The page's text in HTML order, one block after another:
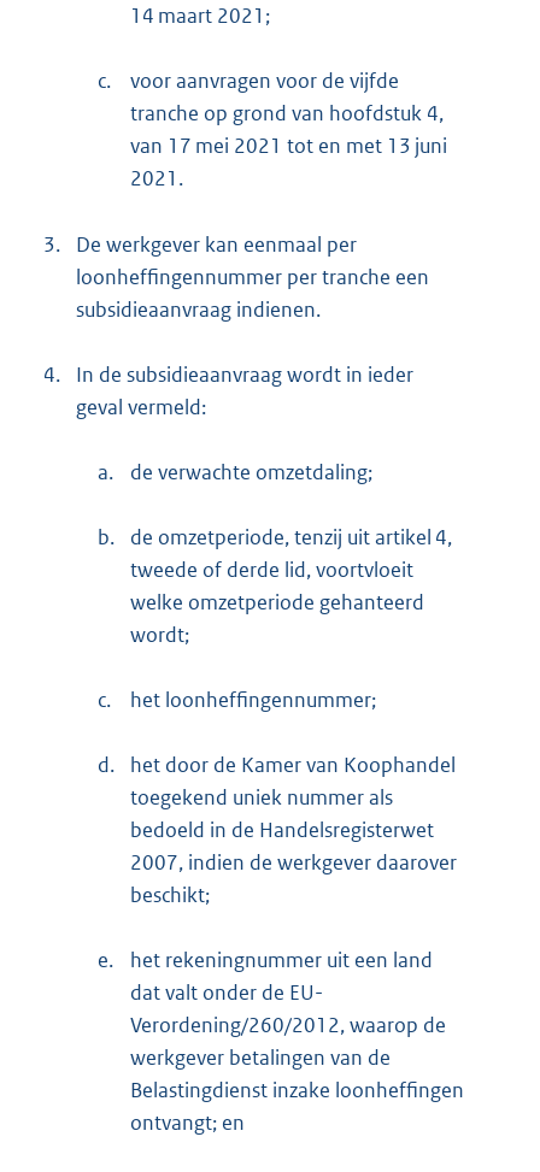
14 maart 2021;
c.
voor aanvragen voor de vijfde
tranche op grond van hoofdstuk 4,
van 17 mei 2021 tot en met 13 juni
2021.
3.
De werkgever kan eenmaal per
loonheffingennummer per tranche een
subsidieaanvraag indienen.
4.
In de subsidieaanvraag wordt in ieder
geval vermeld:
a. de verwachte omzetdaling;
b.
de omzetperiode, tenzij uit artikel 4,
tweede of derde lid, voortvloeit
welke omzetperiode gehanteerd
wordt;
c. het loonheffingennummer;
d.
het door de Kamer van Koophandel
toegekend uniek nummer als
bedoeld in de Handelsregisterwet
2007, indien de werkgever daarover
beschikt;
e.
het rekeningnummer uit een land
dat valt onder de EU-
Verordening/260/2012, waarop de
werkgever betalingen van de
Belastingdienst inzake loonheffingen
ontvangt; en